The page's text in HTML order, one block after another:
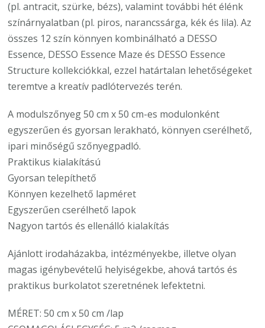
(pl. antracit, szürke, bézs), valamint további hét élénk
színárnyalatban (pl. piros, narancssárga, kék és lila). Az
összes 12 szín könnyen kombinálható a DESSO
Essence, DESSO Essence Maze és DESSO Essence
Structure kollekciókkal, ezzel határtalan lehetőségeket
teremtve a kreatív padlótervezés terén.
A modulszőnyeg 50 cm x 50 cm-es modulonként
egyszerűen és gyorsan lerakható, könnyen cserélhető,
ipari minőségű szőnyegpadló.
Praktikus kialakítású
Gyorsan telepíthető
Könnyen kezelhető lapméret
Egyszerűen cserélhető lapok
Nagyon tartós és ellenálló kialakítás
Ajánlott irodaházakba, intézményekbe, illetve olyan
magas igénybevételű helyiségekbe, ahová tartós és
praktikus burkolatot szeretnének lefektetni.
MÉRET: 50 cm x 50 cm /lap